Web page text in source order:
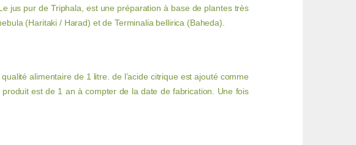
jus pur de Triphala, est une préparation à base de plantes très
(Haritaki / Harad) et de Terminalia bellirica (Baheda).
alimentaire de 1 litre. de l’acide citrique est ajouté comme
est de 1 an à compter de la date de fabrication. Une fois